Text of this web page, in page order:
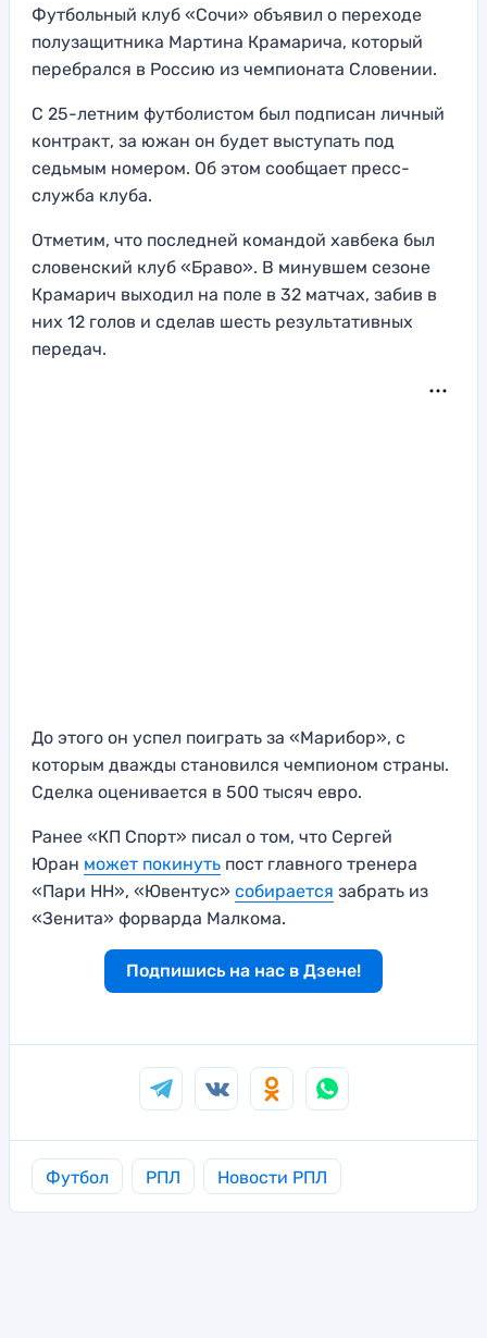
Футбольный клуб «Сочи» объявил о переходе
полузащитника Мартина Крамарича, который
перебрался в Россию из чемпионата Словении.
С 25-летним футболистом был подписан личный
контракт, за южан он будет выступать под
седьмым номером. Об этом сообщает пресс-
служба клуба.
Отметим, что последней командой хавбека был
словенский клуб «Браво». В минувшем сезоне
Крамарич выходил на поле в 32 матчах, забив в
них 12 голов и сделав шесть результативных
передач.
До этого он успел поиграть за «Марибор», с
которым дважды становился чемпионом страны.
Сделка оценивается в 500 тысяч евро.
Ранее «КП Спорт» писал о том, что Сергей
Юран может покинуть пост главного тренера
«Пари НН», «Ювентус» собирается забрать из
«Зенита» форварда Малкома.
Подпишись на нас в Дзене!
Футбол РПЛ Новости РПЛ